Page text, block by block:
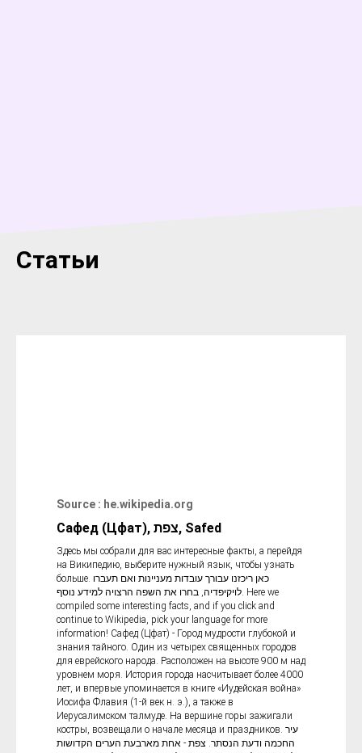
Статьи
Source : he.wikipedia.org
Сафед (Цфат), צפת, Safed
Здесь мы собрали для вас интересные факты, а перейдя
на Википедию, выберите нужный язык, чтобы узнать
больше. כאן ריכזנו עבורך עובדות מעניינות ואם תעברו
לויקיפדיה, בחרו את השפה הרצויה למידע נוסף. Here we
compiled some interesting facts, and if you click and
continue to Wikipedia, pick your language for more
information! Сафед (Цфат) - Город мудрости глубокой и
знания тайного. Один из четырех священных городов
для еврейского народа. Расположен на высоте 900 м над
уровнем моря. История города насчитывает более 4000
лет, и впервые упоминается в книге «Иудейская война»
Иосифа Флавия (1-й век н. э.), а также в
Иерусалимском талмуде. На вершине горы зажигали
костры, возвещали о начале месяца и праздников. עיר
החכמה ודעת הנסתר. צפת - אחת מארבעת הערים הקדושות